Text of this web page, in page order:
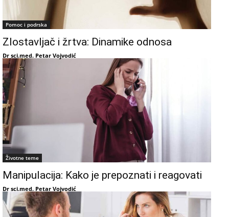
Pomoc i podrska
Zlostavljač i žrtva: Dinamike odnosa
Dr sci.med. Petar Vojvodić
Životne teme
Manipulacija: Kako je prepoznati i reagovati
Dr sci.med. Petar Vojvodić